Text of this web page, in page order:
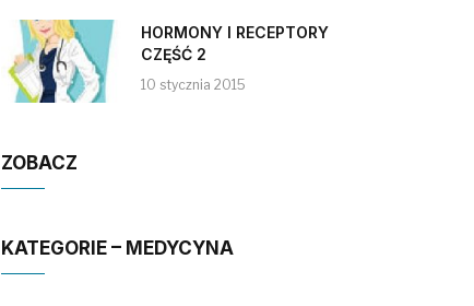
HORMONY I RECEPTORY
CZĘŚĆ 2
10 stycznia 2015
ZOBACZ
KATEGORIE – MEDYCYNA